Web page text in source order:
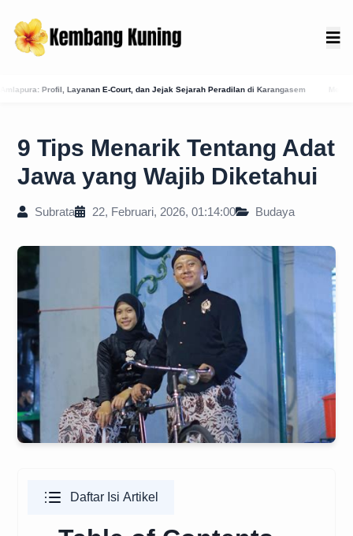
Jejak Sejarah Peradilan di Karangasem Membongkar Sejarah Hukum:
9 Tips Menarik Tentang Adat
Jawa yang Wajib Diketahui
Subrata 22, Februari, 2026, 01:14:00 Budaya
Daftar Isi Artikel